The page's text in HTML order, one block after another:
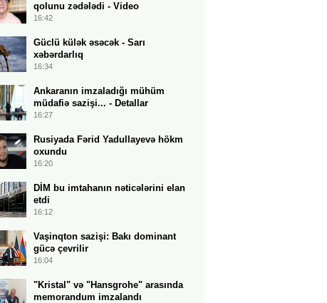
qolunu zədələdi - Video
16:42
Güclü külək əsəcək - Sarı
xəbərdarlıq
16:34
Ankaranın imzaladığı mühüm
müdafiə sazişi... - Detallar
16:27
Rusiyada Fərid Yadullayevə hökm
oxundu
16:20
DİM bu imtahanın nəticələrini elan
etdi
16:12
Vaşinqton sazişi: Bakı dominant
gücə çevrilir
16:04
"Kristal" və "Hansgrohe" arasında
memorandum imzalandı